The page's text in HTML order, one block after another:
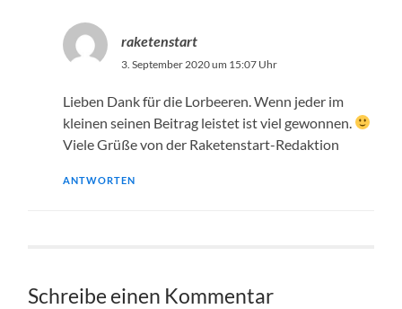
raketenstart
3. September 2020 um 15:07 Uhr
Lieben Dank für die Lorbeeren. Wenn jeder im
kleinen seinen Beitrag leistet ist viel gewonnen.
Viele Grüße von der Raketenstart-Redaktion
ANTWORTEN
Schreibe einen Kommentar